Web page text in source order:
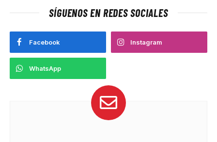
SÍGUENOS EN REDES SOCIALES
Facebook Instagram
WhatsApp